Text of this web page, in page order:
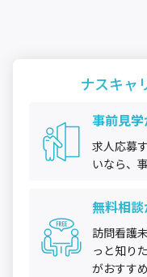
ナスキャ
事前見学
求人応募
いなら、
無料相談
訪問看護
っと知り
がおすすめ